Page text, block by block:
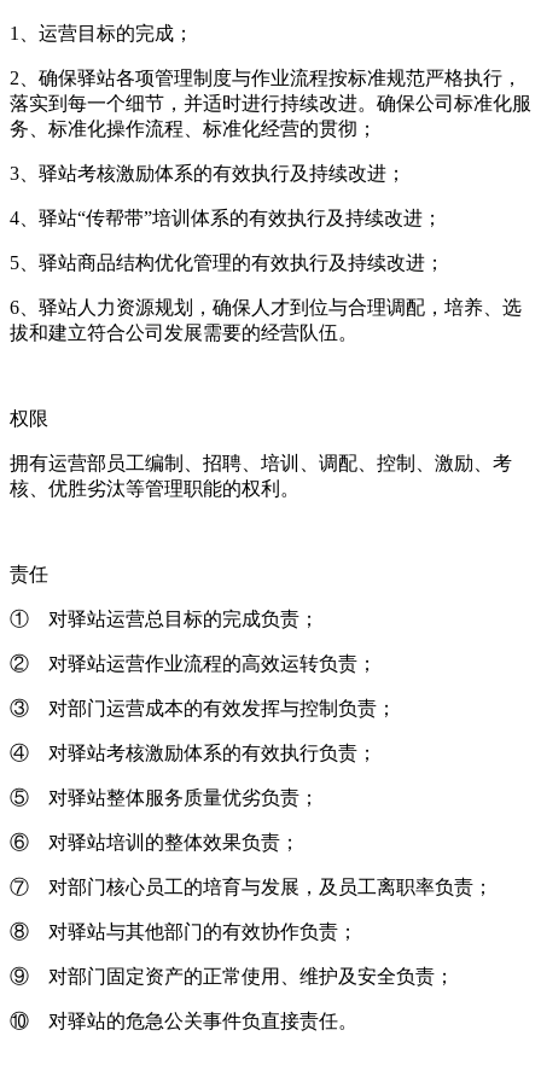
1、运营目标的完成；
2、确保驿站各项管理制度与作业流程按标准规范严格执行，
落实到每一个细节，并适时进行持续改进。确保公司标准化服
务、标准化操作流程、标准化经营的贯彻；
3、驿站考核激励体系的有效执行及持续改进；
4、驿站“传帮带”培训体系的有效执行及持续改进；
5、驿站商品结构优化管理的有效执行及持续改进；
6、驿站人力资源规划，确保人才到位与合理调配，培养、选
拔和建立符合公司发展需要的经营队伍。
权限
拥有运营部员工编制、招聘、培训、调配、控制、激励、考
核、优胜劣汰等管理职能的权利。
责任
① 对驿站运营总目标的完成负责；
② 对驿站运营作业流程的高效运转负责；
③ 对部门运营成本的有效发挥与控制负责；
④ 对驿站考核激励体系的有效执行负责；
⑤ 对驿站整体服务质量优劣负责；
⑥ 对驿站培训的整体效果负责；
⑦ 对部门核心员工的培育与发展，及员工离职率负责；
⑧ 对驿站与其他部门的有效协作负责；
⑨ 对部门固定资产的正常使用、维护及安全负责；
⑩ 对驿站的危急公关事件负直接责任。